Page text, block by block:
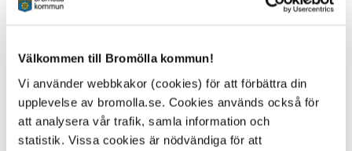
Välkommen till Bromölla kommun!
Vi använder webbkakor (cookies) för att förbättra din
upplevelse av bromolla.se. Cookies används också för
att analysera vår trafik, samla information och
statistik. Vissa cookies är nödvändiga för att
säger Annika Kharraziha som är enhetschef på
På musikskolan i Bromölla ser man fram emot de nya
möjligheterna.
– Idag beror musik- och kulturskolornas utbud väldig
mycket på i vilken kommun du bor. Det här är en möjlighet